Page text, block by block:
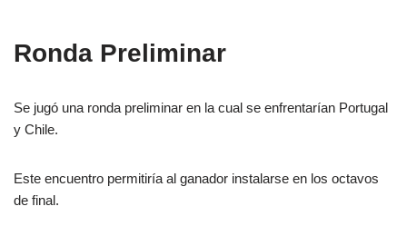
Ronda Preliminar
Se jugó una ronda preliminar en la cual se enfrentarían Portugal
y Chile.
Este encuentro permitiría al ganador instalarse en los octavos
de final.